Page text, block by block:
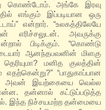
கொண்டோம். அங்கே இரவு
எங்கும் இப்படியான ஒரு
என்றார். “உலகத்திலேயே
எரிச்சலுடன். அவருக்கு
பிடிக்கும். “கொண்டு
ஆனந்தபவனின் மிளகு
மனித குலத்தின்
“பாதுகாப்பான
அவன் இயற்கையை வெல்ல
தன்னால் கட்டுப்படுத்த
இந்த நிச்சயமற்ற தன்மையை